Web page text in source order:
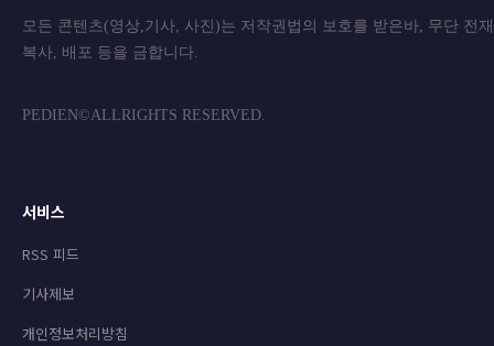
모든 콘텐츠(영상,기사, 사진)는 저작권법의 보호를 받은바, 무단 전
복사, 배포 등을 금합니
PEDIEN©ALLRIGHTS RESERVED.
서비스
RSS 피드
기사제보
개인정보처리방침